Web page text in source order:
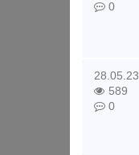
0
28.05.23
589
0